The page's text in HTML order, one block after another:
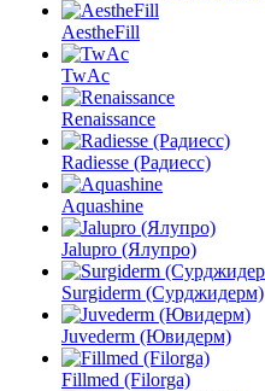
AestheFill
TwAc
Renaissance
Radiesse (Радиесс)
Aquashine
Jalupro (Ялупро)
Surgiderm (Сурджидерм)
Juvederm (Ювидерм)
Fillmed (Filorga)